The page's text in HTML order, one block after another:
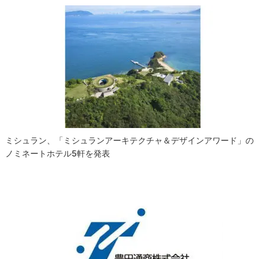
ミシュラン、「ミシュランアーキテクチャ＆デザインアワード」の
ノミネートホテル5軒を発表